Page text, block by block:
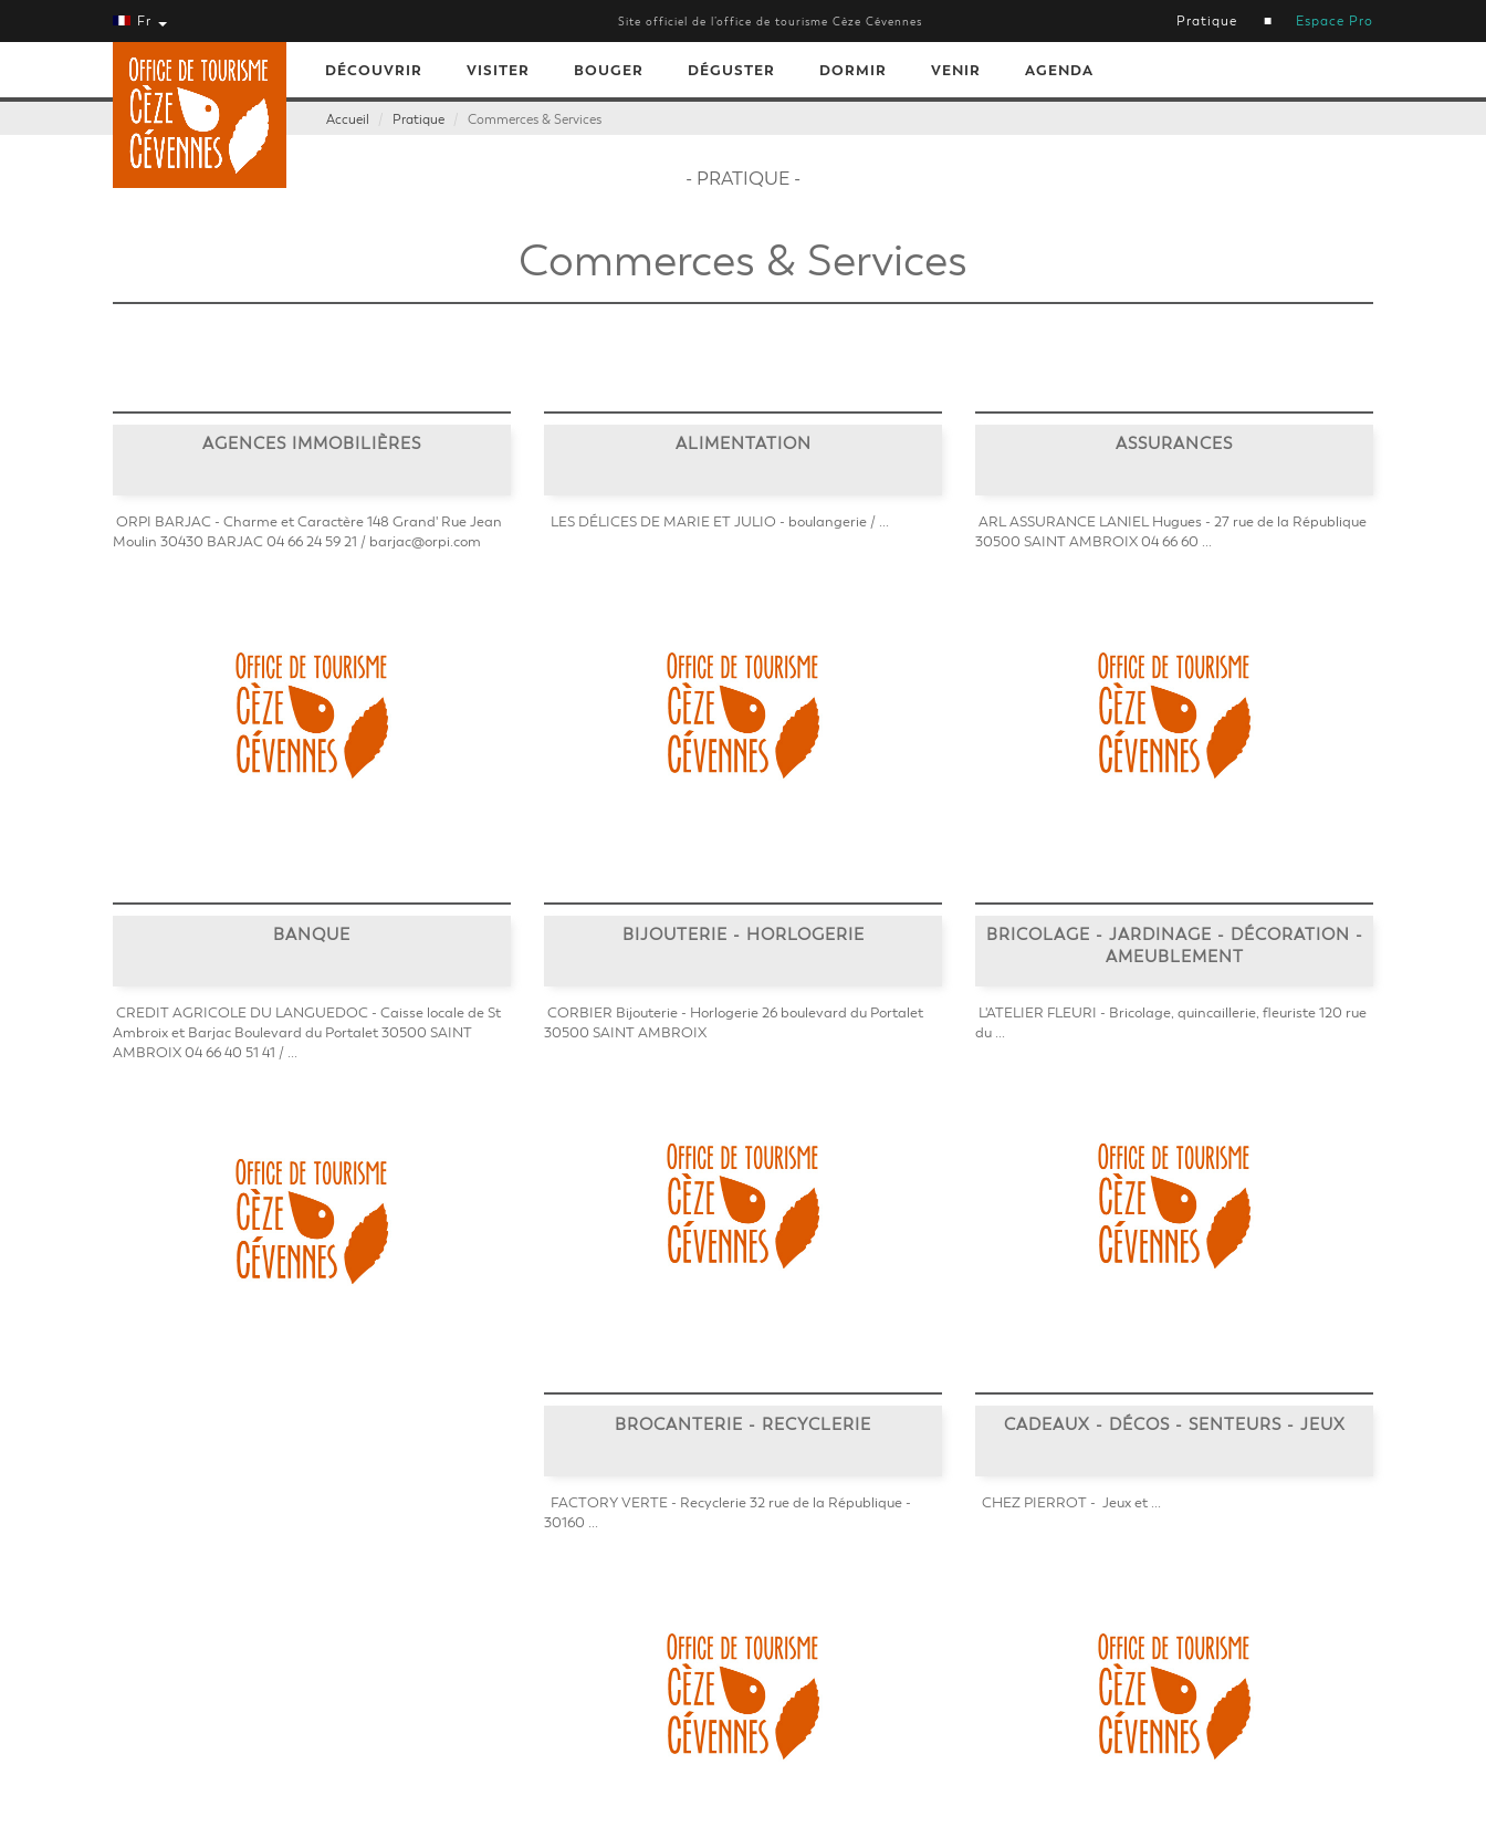
Fr Site officiel de l’office de tourisme Cèze Cévennes Pratique Espace Pro
DÉCOUVRIR VISITER BOUGER DÉGUSTER DORMIR VENIR AGENDA
Accueil Pratique Commerces & Services
- PRATIQUE -
Commerces & Services
AGENCES IMMOBILIÈRES
ORPI BARJAC - Charme et Caractère 148 Grand' Rue Jean
Moulin 30430 BARJAC 04 66 24 59 21 / barjac@orpi.com
ALIMENTATION
LES DÉLICES DE MARIE ET JULIO - boulangerie / ...
ASSURANCES
ARL ASSURANCE LANIEL Hugues - 27 rue de la République
30500 SAINT AMBROIX 04 66 60 ...
BANQUE
CREDIT AGRICOLE DU LANGUEDOC - Caisse locale de St
Ambroix et Barjac Boulevard du Portalet 30500 SAINT
AMBROIX 04 66 40 51 41 / ...
BIJOUTERIE - HORLOGERIE
CORBIER Bijouterie - Horlogerie 26 boulevard du Portalet
30500 SAINT AMBROIX
BRICOLAGE - JARDINAGE - DÉCORATION -
AMEUBLEMENT
L'ATELIER FLEURI - Bricolage, quincaillerie, fleuriste 120 rue
du ...
BROCANTERIE - RECYCLERIE
FACTORY VERTE - Recyclerie 32 rue de la République -
30160 ...
CADEAUX - DÉCOS - SENTEURS - JEUX
CHEZ PIERROT - Jeux et ...